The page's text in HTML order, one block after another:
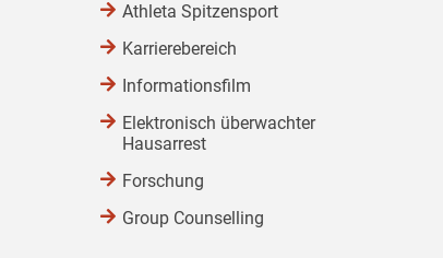
Athleta Spitzensport
Karrierebereich
Informationsfilm
Elektronisch überwachter
Hausarrest
Forschung
Group Counselling